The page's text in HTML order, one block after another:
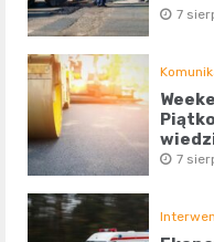
7
7